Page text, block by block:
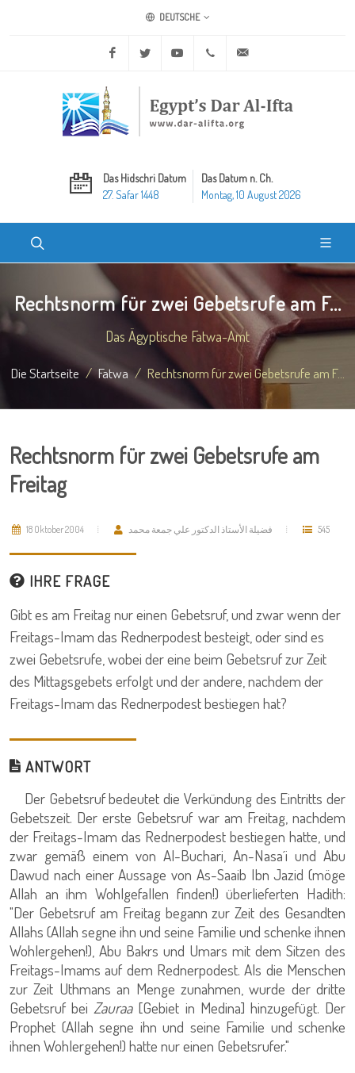
DEUTSCHE
Facebook Twitter Youtube +20 2 25970400
Das Hidschri Datum
27. Safar 1448
Das Datum n. Ch.
Montag, 10 August 2026
Rechtsnorm für zwei Gebetsrufe am F...
Das Ägyptische Fatwa-Amt
Die Startseite Fatwa Rechtsnorm für zwei Gebetsrufe am F...
Rechtsnorm für zwei Gebetsrufe am
Freitag
18 Oktober 2004 فضيلة الأستاذ الدكتور علي جمعة محمد 545
IHRE FRAGE
Gibt es am Freitag nur einen Gebetsruf, und zwar wenn der
Freitags-Imam das Rednerpodest besteigt, oder sind es
zwei Gebetsrufe, wobei der eine beim Gebetsruf zur Zeit
des Mittagsgebets erfolgt und der andere, nachdem der
Freitags-Imam das Rednerpodest bestiegen hat?
ANTWORT
Der Gebetsruf bedeutet die Verkündung des Eintritts der
Gebetszeit. Der erste Gebetsruf war am Freitag, nachdem
der Freitags-Imam das Rednerpodest bestiegen hatte, und
zwar gemäß einem von Al-Buchari, An-Nasa´i und Abu
Dawud nach einer Aussage von As-Saaib Ibn Jazid (möge
Allah an ihm Wohlgefallen finden!) überlieferten Hadith:
"Der Gebetsruf am Freitag begann zur Zeit des Gesandten
Allahs (Allah segne ihn und seine Familie und schenke ihnen
Wohlergehen!), Abu Bakrs und Umars mit dem Sitzen des
Freitags-Imams auf dem Rednerpodest. Als die Menschen
zur Zeit Uthmans an Menge zunahmen, wurde der dritte
Gebetsruf beiZauraa[Gebiet in Medina] hinzugefügt. Der
Prophet (Allah segne ihn und seine Familie und schenke
ihnen Wohlergehen!) hatte nur einen Gebetsrufer."